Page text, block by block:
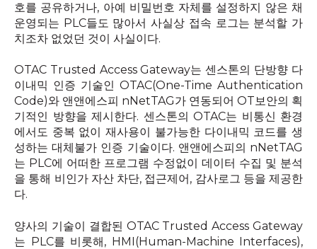
호를 공유하거나, 아예 비밀번호 자체를 설정하지 않은 채
운영되는 PLC들도 많아서 사실상 접속 로그는 분석할 가
치조차 없었던 것이 사실이다.
OTAC Trusted Access Gateway는 센스톤의 단방향 다
이내믹 인증 기술인 OTAC(One-Time Authentication
Code)와 앤앤에스피 nNetTAG가 연동되어 OT보안의 획
기적인 방향을 제시한다. 센스톤의 OTAC는 비통신 환경
에서도 중복 없이 재사용이 불가능한 다이내믹 코드를 생
성하는 대체불가 인증 기술이다. 앤앤에스피의 nNetTAG
는 PLC에 어떠한 프로그램 수정없이 데이터 수집 및 분석
을 통해 비인가 자산 차단, 접근제어 , 감사로그 등을 제공한
다.
양사의 기술이 결합된 OTAC Trusted Access Gateway
는 PLC를 비롯해, HMI(Human-Machine Interfaces),